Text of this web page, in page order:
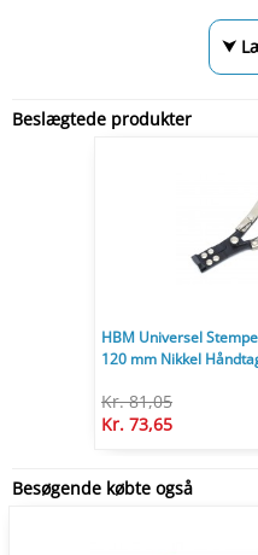
⮟
Beslægtede produkter
HBM Universel
120 mm Nikkel
Kr. 81,05
Kr. 73,65
Besøgende købte også